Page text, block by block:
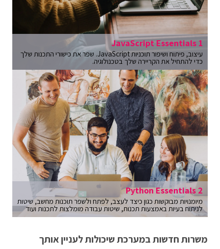
JavaScript Essentials 1
עיצוב, פיתוח ושיפור תוכניות JavaScript. שפר את כישורי התכנות שלך
כדי להתחיל את הקריירה שלך בטכנולוגיה.
Python Essentials 2
מיומנויות מבוקשות כגון כיצד לעצב, לפתח ולשפר תוכנות מחשב, שיטות
לניתוח בעיות באמצעות תכנות, שיטות עבודה מומלצות לתכנות ועוד
משרות חדשות במערכת שיכולות לעניין אותך